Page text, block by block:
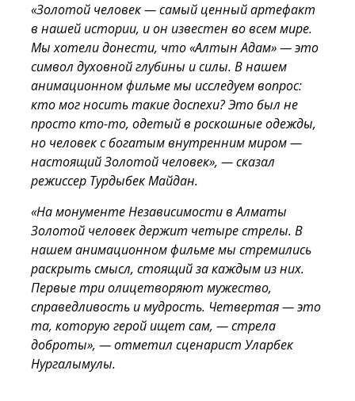
«Золотой человек — самый ценный артефакт
в нашей истории, и он известен во всем мире.
Мы хотели донести, что «Алтын Адам» — это
символ духовной глубины и силы. В нашем
анимационном фильме мы исследуем вопрос:
кто мог носить такие доспехи? Это был не
просто кто-то, одетый в роскошные одежды,
но человек с богатым внутренним миром —
настоящий Золотой человек», — сказал
режиссер Турдыбек Майдан.
«На монументе Независимости в Алматы
Золотой человек держит четыре стрелы. В
нашем анимационном фильме мы стремились
раскрыть смысл, стоящий за каждым из них.
Первые три олицетворяют мужество,
справедливость и мудрость. Четвертая — это
та, которую герой ищет сам, — стрела
доброты», — отметил сценарист Уларбек
Нургалымулы.